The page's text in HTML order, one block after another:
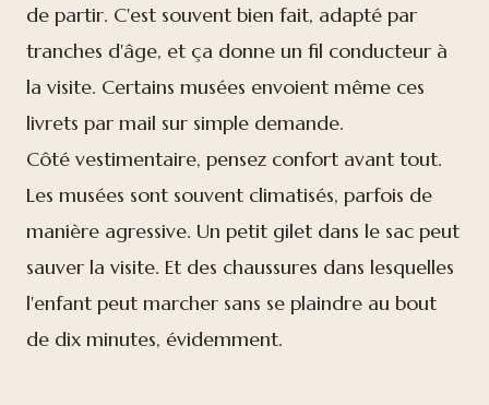
de partir. C'est souvent bien fait, adapté par
tranches d'âge, et ça donne un fil conducteur à
la visite. Certains musées envoient même ces
livrets par mail sur simple demande.
Côté vestimentaire, pensez confort avant tout.
Les musées sont souvent climatisés, parfois de
manière agressive. Un petit gilet dans le sac peut
sauver la visite. Et des chaussures dans lesquelles
l'enfant peut marcher sans se plaindre au bout
de dix minutes, évidemment.